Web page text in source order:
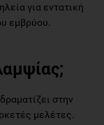
για εντατική
εμβρύου.
στην
μελέτες.